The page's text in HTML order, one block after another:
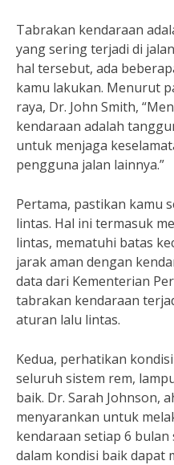
Tabrakan kendaraan
yang sering terjadi di
hal tersebut, ada
kamu lakukan. Menurut
raya, Dr. John Smith,
kendaraan adalah
untuk menjaga
pengguna jalan lainnya.”
Pertama, pastikan kamu
lintas. Hal ini termasuk
lintas, mematuhi batas
jarak aman dengan
data dari Kementerian
tabrakan kendaraan
aturan lalu lintas.
Kedua, perhatikan
seluruh sistem rem,
baik. Dr. Sarah Johnson,
menyarankan untuk
kendaraan setiap 6 bulan
dalam kondisi baik dapat